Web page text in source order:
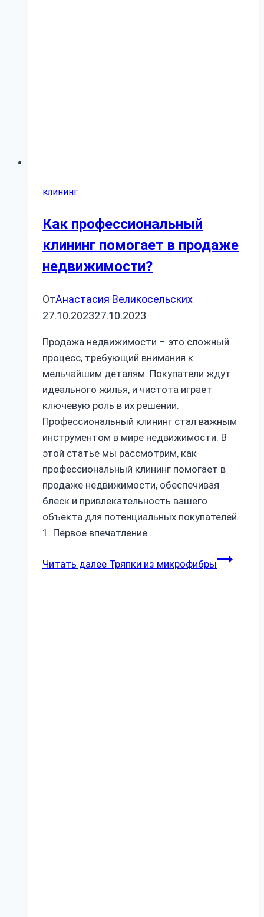
клининг
Как профессиональный
клининг помогает в продаже
недвижимости?
ОтАнастасия Великосельских
27.10.202327.10.2023
Продажа недвижимости – это сложный
процесс, требующий внимания к
мельчайшим деталям. Покупатели ждут
идеального жилья, и чистота играет
ключевую роль в их решении.
Профессиональный клининг стал важным
инструментом в мире недвижимости. В
этой статье мы рассмотрим, как
профессиональный клининг помогает в
продаже недвижимости, обеспечивая
блеск и привлекательность вашего
объекта для потенциальных покупателей.
1. Первое впечатление…
Читать далее Тряпки из микрофибры